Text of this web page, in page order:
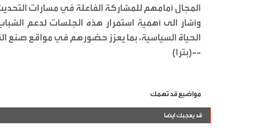
المجال أمامهم للمشاركة الفاعلة في مسارات
وأشار الى أهمية استمرار هذه الجلسات لدعم
الحياة السياسية، بما يعزز حضورهم في مواقع صنع
--(بترا)
مواضيع قد تهمك
قد يعجبك ايضا